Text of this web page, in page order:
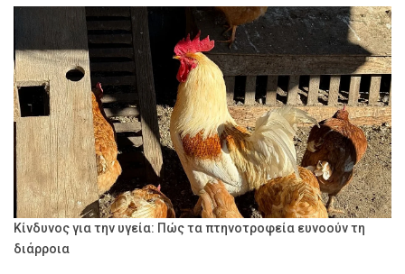
Κίνδυνος για την υγεία: Πώς τα πτηνοτροφεία ευνοούν τη
διάρροια